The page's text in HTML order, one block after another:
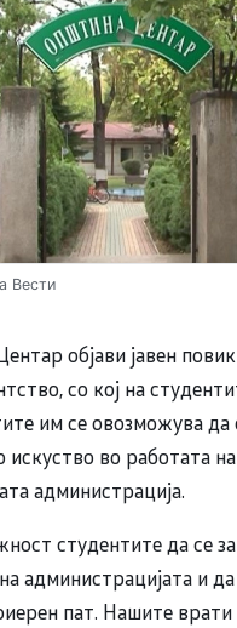
Вести
објави јавен
со кој на
им се овозможува да
искуство во работата на
администрација.
студентите да се
администрацијата и да
пат. Нашите